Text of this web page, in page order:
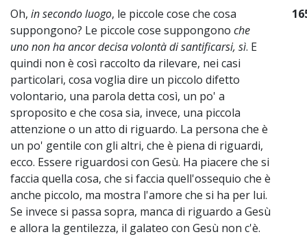
Oh, in secondo luogo, le piccole cose che cosa
suppongono? Le piccole cose suppongono che
uno non ha ancor decisa volontà di santificarsi, sì. E
quindi non è così raccolto da rilevare, nei casi
particolari, cosa voglia dire un piccolo difetto
volontario, una parola detta così, un po' a
sproposito e che cosa sia, invece, una piccola
attenzione o un atto di riguardo. La persona che è
un po' gentile con gli altri, che è piena di riguardi,
ecco. Essere riguardosi con Gesù. Ha piacere che si
faccia quella cosa, che si faccia quell'ossequio che è
anche piccolo, ma mostra l'amore che si ha per lui.
Se invece si passa sopra, manca di riguardo a Gesù
e allora la gentilezza, il galateo con Gesù non c'è.